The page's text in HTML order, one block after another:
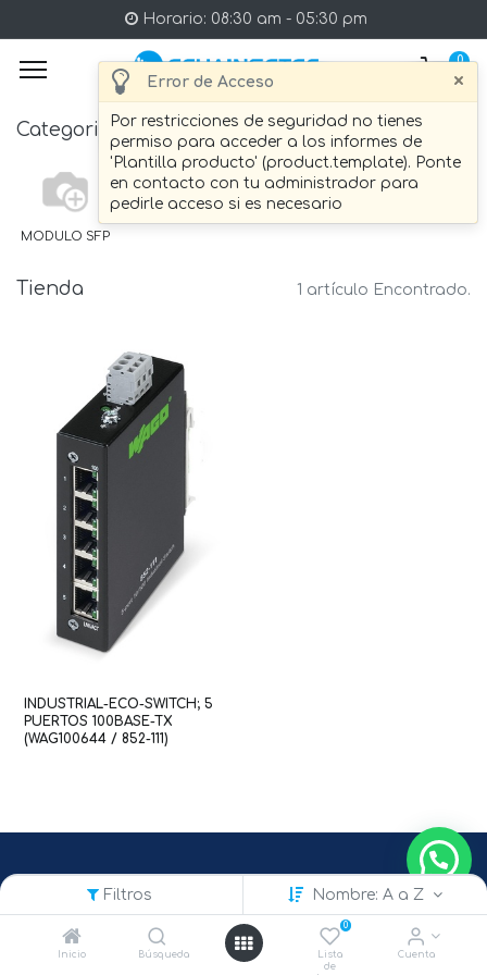
Error de Acceso ×
Por restricciones de seguridad no tienes
permiso para acceder a los informes de
'Plantilla producto' (product.template). Ponte
en contacto con tu administrador para
pedirle acceso si es necesario
Filtros Nombre: A a Z
Inicio Búsqueda
0
Lista
de
Cuenta
Horario: 08:30 am - 05:30 pm
0
Categories
MODULO SFP
Tienda 1 artículo Encontrado.
INDUSTRIAL-ECO-SWITCH; 5
PUERTOS 100BASE-TX
(WAG100644 / 852-111)